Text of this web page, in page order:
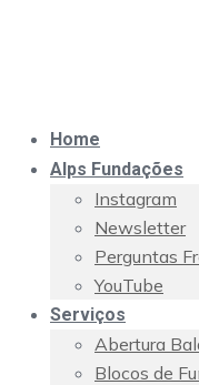
Home
Alps Fundações
Instagram
Newsletter
Perguntas
YouTube
Serviços
Abertura
Blocos de